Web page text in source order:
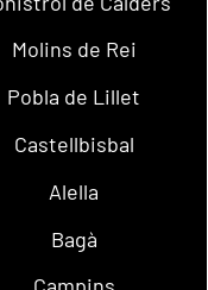
Molins de Rei
Pobla de Lillet
Castellbisbal
Alella
Bagà